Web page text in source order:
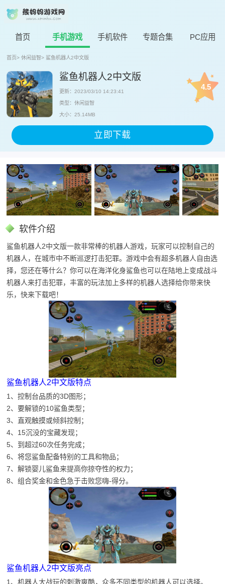
首页 手机游戏 手机软件 专题合集 PC应用
首页> 休闲益智> 鲨鱼机器人2中文版
鲨鱼机器人2中文版
更新：2023/03/10 14:23:41
类型：休闲益智
大小：25.14MB
4.5
立即下载
软件介绍
鲨鱼机器人2中文版一款非常棒的机器人游戏，玩家可以控制自己的
机器人，在城市中不断巡逻打击犯罪。游戏中会有超多机器人自由选
择，您还在等什么？你可以在海洋化身鲨鱼也可以在陆地上变成战斗
机器人来打击犯罪，丰富的玩法加上多样的机器人选择给你带来快
乐，快来下载吧！
鲨鱼机器人2中文版特点
1、控制台品质的3D图形；
2、要解锁的10鲨鱼类型；
3、直观触摸或倾斜控制；
4、15沉没的宝藏发现；
5、到超过60次任务完成；
6、将您鲨鱼配备特别的工具和物品；
7、解锁婴儿鲨鱼来提高你掠夺性的权力；
8、组合奖金和金色急于击败您嗨-得分。
鲨鱼机器人2中文版亮点
1、机器人大战玩的刺激爽酷，众多不同类型的机器人可以选择。